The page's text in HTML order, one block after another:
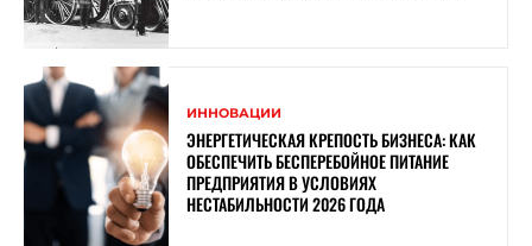
ИННОВАЦИИ
ЭНЕРГЕТИЧЕСКАЯ КРЕПОСТЬ БИЗНЕСА: КАК
ОБЕСПЕЧИТЬ БЕСПЕРЕБОЙНОЕ ПИТАНИЕ
ПРЕДПРИЯТИЯ В УСЛОВИЯХ
НЕСТАБИЛЬНОСТИ 2026 ГОДА